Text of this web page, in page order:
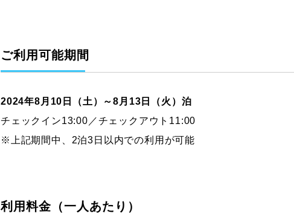
ご利用可能期間
2024年8月10日（土）～8月13日（火）泊
チェックイン13:00／チェックアウト11:00
※上記期間中、2泊3日以内での利用が可能
利用料金（一人あたり）